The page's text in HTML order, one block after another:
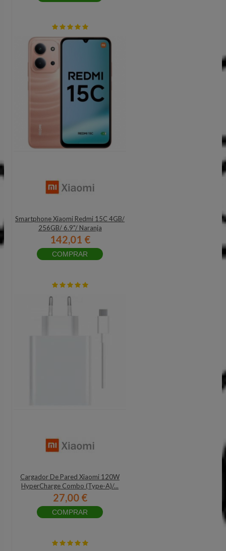
Smartphone Xiaomi Redmi 15C 4GB/
256GB/ 6.9"/ Naranja
142,01 €
COMPRAR
Cargador De Pared Xiaomi 120W
HyperCharge Combo (Type-A)/...
27,00 €
COMPRAR